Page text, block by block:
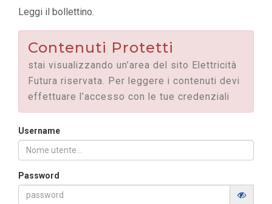
Leggi il bollettino.
Contenuti Protetti
stai visualizzando un’area del sito Elettricità
Futura riservata. Per leggere i contenuti devi
effettuare l’accesso con le tue credenziali
Username
Password